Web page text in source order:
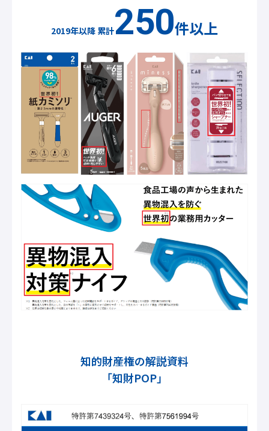
2019年以降 累計250件以上
知的財産権の解説資料
「知財POP」